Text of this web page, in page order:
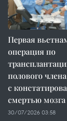
Первая
операция по
полового
с
смертью мозга
30/07/2026 03:58